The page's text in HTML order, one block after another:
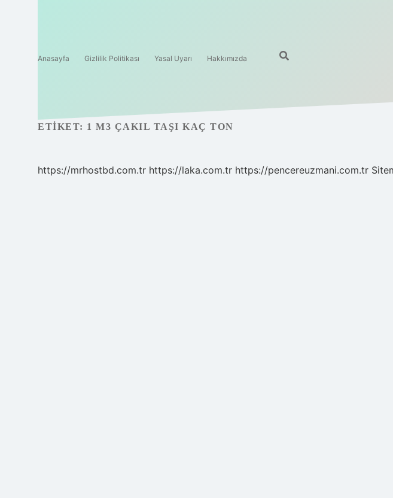
Anasayfa Gizlilik Politikası Yasal Uyarı Hakkımızda
ETIKET: 1 M3 ÇAKIL TAŞI KAÇ TON
https://mrhostbd.com.tr https://laka.com.tr https://pencereuzmani.com.tr